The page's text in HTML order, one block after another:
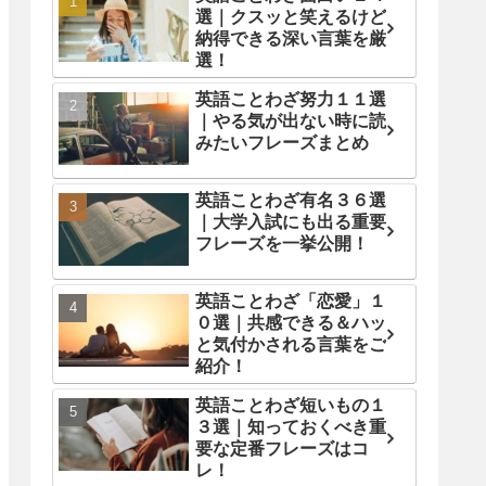
選｜クスッと笑えるけど
納得できる深い言葉を厳
選！
英語ことわざ努力１１選
｜やる気が出ない時に読
みたいフレーズまとめ
英語ことわざ有名３６選
｜大学入試にも出る重要
フレーズを一挙公開！
英語ことわざ「恋愛」１
０選｜共感できる＆ハッ
と気付かされる言葉をご
紹介！
英語ことわざ短いもの１
３選｜知っておくべき重
要な定番フレーズはコ
レ！